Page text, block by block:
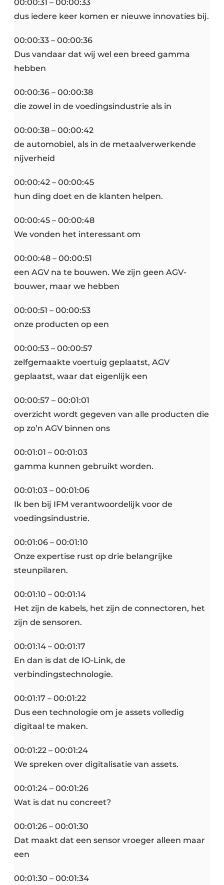
00:00:31 – 00:00:33
dus iedere keer komen er nieuwe innovaties bij.
00:00:33 – 00:00:36
Dus vandaar dat wij wel een breed gamma
hebben
00:00:36 – 00:00:38
die zowel in de voedingsindustrie als in
00:00:38 – 00:00:42
de automobiel, als in de metaalverwerkende
nijverheid
00:00:42 – 00:00:45
hun ding doet en de klanten helpen.
00:00:45 – 00:00:48
We vonden het interessant om
00:00:48 – 00:00:51
een AGV na te bouwen. We zijn geen AGV-
bouwer, maar we hebben
00:00:51 – 00:00:53
onze producten op een
00:00:53 – 00:00:57
zelfgemaakte voertuig geplaatst, AGV
geplaatst, waar dat eigenlijk een
00:00:57 – 00:01:01
overzicht wordt gegeven van alle producten die
op zo’n AGV binnen ons
00:01:01 – 00:01:03
gamma kunnen gebruikt worden.
00:01:03 – 00:01:06
Ik ben bij IFM verantwoordelijk voor de
voedingsindustrie.
00:01:06 – 00:01:10
Onze expertise rust op drie belangrijke
steunpilaren.
00:01:10 – 00:01:14
Het zijn de kabels, het zijn de connectoren, het
zijn de sensoren.
00:01:14 – 00:01:17
En dan is dat de IO-Link, de
verbindingstechnologie.
00:01:17 – 00:01:22
Dus een technologie om je assets volledig
digitaal te maken.
00:01:22 – 00:01:24
We spreken over digitalisatie van assets.
00:01:24 – 00:01:26
Wat is dat nu concreet?
00:01:26 – 00:01:30
Dat maakt dat een sensor vroeger alleen maar
een
00:01:30 – 00:01:34